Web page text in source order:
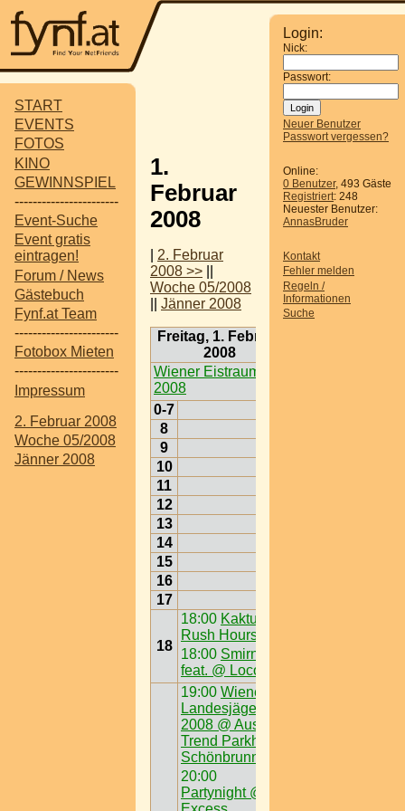
START
EVENTS
FOTOS
KINO
GEWINNSPIEL
-----------------------
Event-Suche
Event gratis
eintragen!
Forum / News
Gästebuch
Fynf.at Team
-----------------------
Fotobox Mieten
-----------------------
Impressum
2. Februar 2008
Woche 05/2008
Jänner 2008
Login:
Nick:
Passwort:
Neuer Benutzer
Passwort vergessen?
Online:
0 Benutzer, 493 Gäste
Registriert: 248
Neuester Benutzer:
AnnasBruder
Kontakt
Fehler melden
Regeln /
Informationen
Suche
1.
Februar
2008
2. Februar
2008 >>
Woche 05/2008
Jänner 2008
Freitag, 1. Februar
2008
Wiener Eistraum
2008
0-7
8
9
10
11
12
13
14
15
16
17
18
18:00 Kaktus -
Rush Hours
18:00 Smirnoff
feat. @ Loco
19:00 Wiener
Landesjägerball
2008 @ Austria
Trend Parkhotel
Schönbrunn
20:00
Partynight @